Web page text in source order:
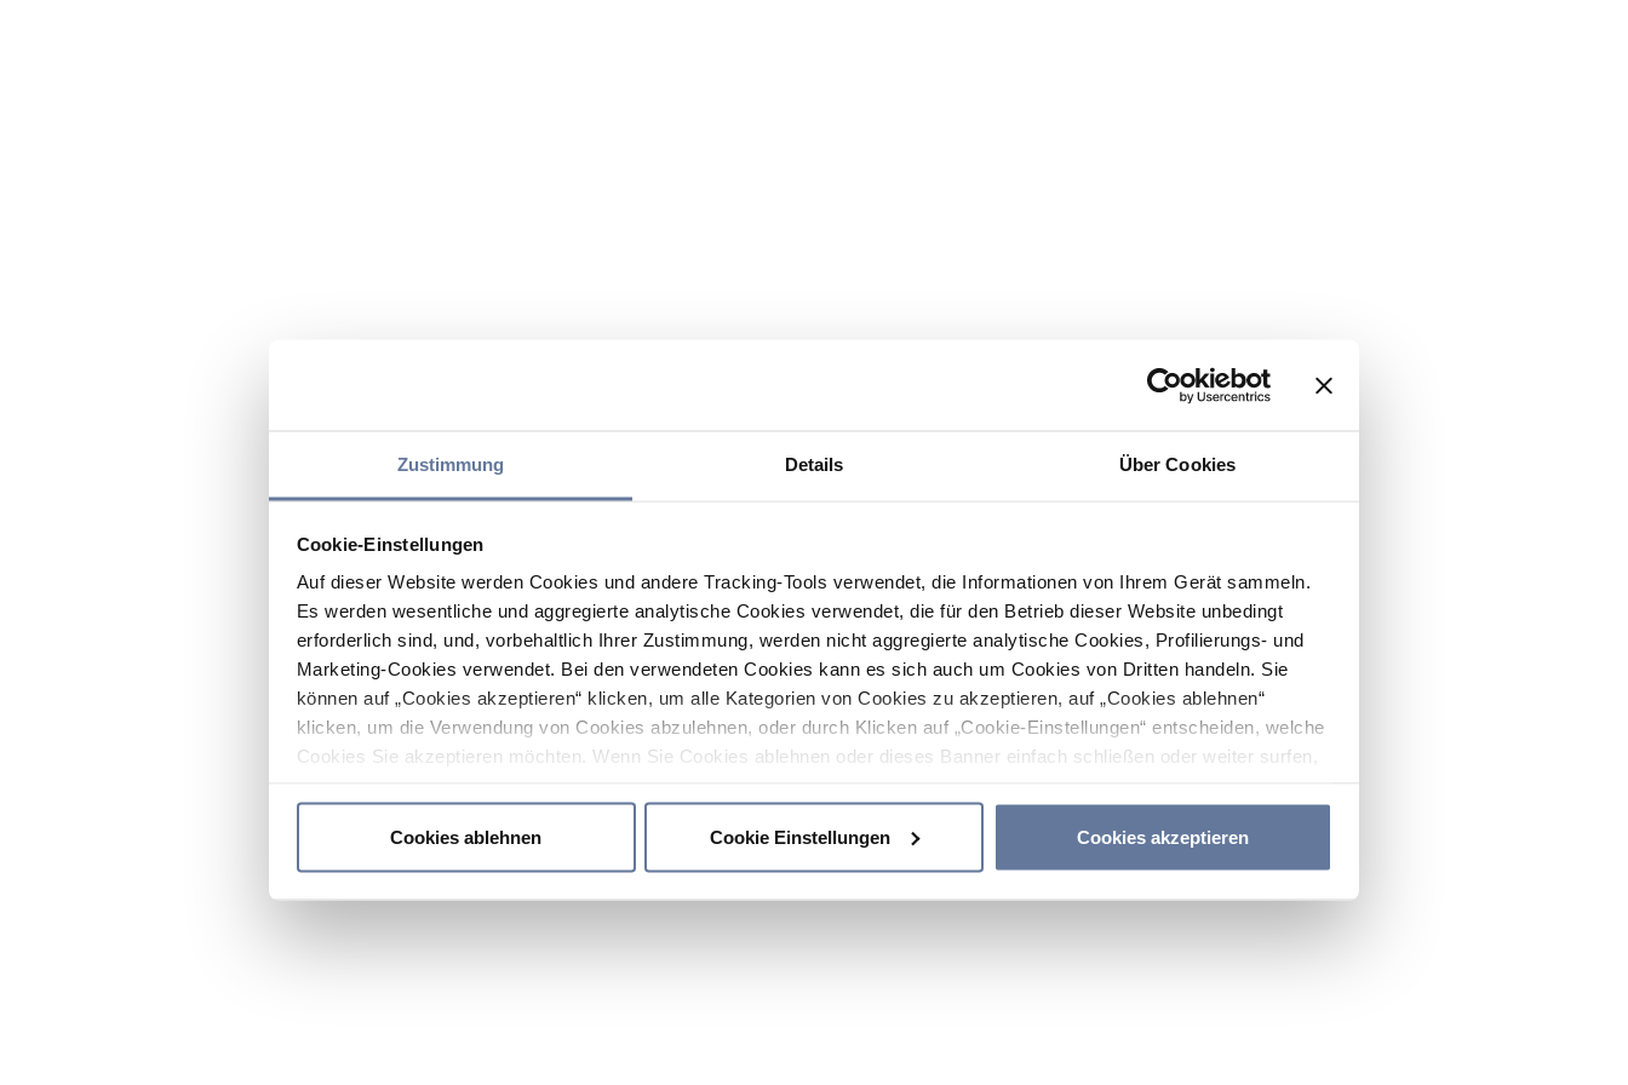
Zustimmung Details Über Cookies
Cookie-Einstellungen
Auf dieser Website werden Cookies und andere Tracking-Tools verwendet, die Informationen von Ihrem Gerät sammeln.
Es werden wesentliche und aggregierte analytische Cookies verwendet, die für den Betrieb dieser Website unbedingt
erforderlich sind, und, vorbehaltlich Ihrer Zustimmung, werden nicht aggregierte analytische Cookies, Profilierungs- und
Marketing-Cookies verwendet. Bei den verwendeten Cookies kann es sich auch um Cookies von Dritten handeln. Sie
können auf „Cookies akzeptieren“ klicken, um alle Kategorien von Cookies zu akzeptieren, auf „Cookies ablehnen“
klicken, um die Verwendung von Cookies abzulehnen, oder durch Klicken auf „Cookie-Einstellungen“ entscheiden, welche
Cookies Sie akzeptieren möchten. Wenn Sie Cookies ablehnen oder dieses Banner einfach schließen oder weiter surfen,
Cookies ablehnen
Cookie Einstellungen Cookies akzeptieren